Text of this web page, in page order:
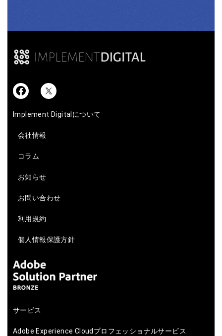
Implement Digitalについて
会社情報
コラム
お知らせ
お問い合わせ
利用規約
個人情報保護方針
サービス
Adobe Experience Cloudプロフェッショナルサービス